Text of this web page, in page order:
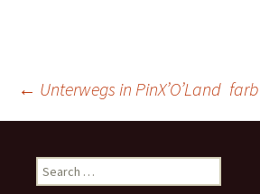
Post
navigation
← Unterwegs in PinX’O’Land
Search
for: